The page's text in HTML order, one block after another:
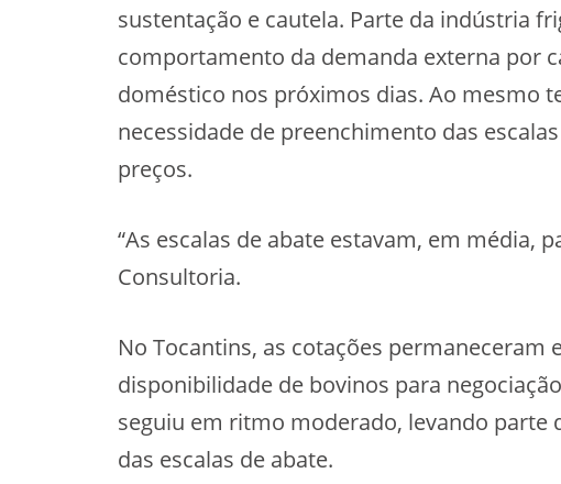
sustentação e cautela. Parte da indústria
comportamento da demanda externa por
doméstico nos próximos dias. Ao mesmo
necessidade de preenchimento das
preços.
“As escalas de abate estavam, em média,
Consultoria.
No Tocantins, as cotações permaneceram
disponibilidade de bovinos para
seguiu em ritmo moderado, levando
das escalas de abate.